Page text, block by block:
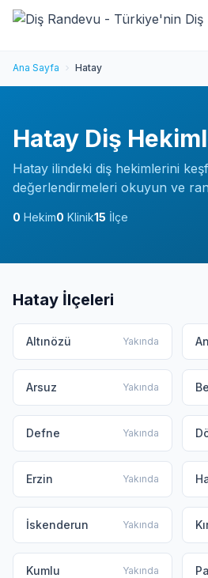
Ana Sayfa Hatay
Hatay Diş
Hatay ilindeki diş hekimlerini
değerlendirmeleri okuyun ve
0 Hekim0 Klinik15 İlçe
Hatay İlçeleri
Altınözü Yakında
Arsuz Yakında
Defne Yakında
Erzin Yakında
İskenderun Yakında
Kumlu Yakında